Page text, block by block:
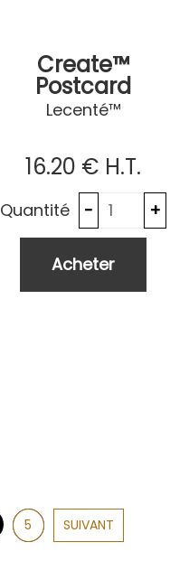
Create™
Postcard
Lecenté™
16.20 € H.T.
Quantité
5 SUIVANT